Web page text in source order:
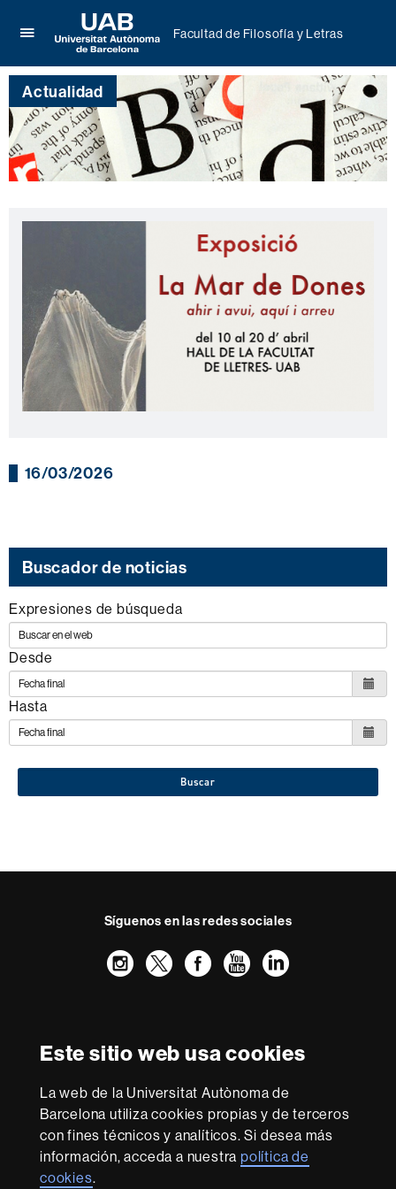
Este sitio web usa cookies
La web de la Universitat Autònoma de
Barcelona utiliza cookies propias y de terceros
con fines técnicos y analíticos. Si desea más
información, acceda a nuestrapolítica de
cookies.
aquí
para
desplegar
el
menú
de
Facultad
y
Universitat
Autònoma
de
Barcelona
Facultad de Filosofía y Letras
Actualidad
16/03/2026
Buscador de noticias
Expresiones de búsqueda
Desde
Hasta
Buscar
Síguenos en las redes sociales
Instagram
TwitterFacebook
Youtube
LinkedIn
Excellence
Research
-
Euraxess
Con la financiación de